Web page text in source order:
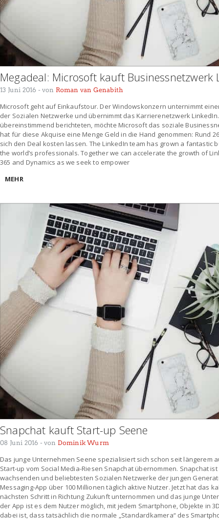
Megadeal: Microsoft kauft Businessnetzwerk
13 Juni 2016 - von Roman van Genabith
Microsoft geht auf Einkaufstour. Der Windowskonzern unternimmt
der Sozialen Netzwerke und übernimmt das Karrierenetzwerk
übereinstimmend berichteten, möchte Microsoft das soziale
hat für diese Akquise eine Menge Geld in die Hand genommen: Rund
sich den Deal kosten lassen. The LinkedIn team has grown a fantastic
the world’s professionals. Together we can accelerate the growth of
365 and Dynamics as we seek to empower
MEHR
Snapchat kauft Start-up Seene
08 Juni 2016 - von Dominik Wurm
Das junge Unternehmen Seene spezialisiert sich schon seit längerem
Start-up vom Social Media-Riesen Snapchat übernommen. Snapchat
wachsenden und beliebtesten Sozialen Netzwerke der jungen
Messaging-App über 100 Millionen täglich aktive Nutzer. Jetzt hat das
nächsten Schritt in Richtung Zukunft unternommen und das junge
der App ist es dem Nutzer möglich, mit jedem Smartphone, Objekte in
dabei ist, dass tatsächlich die normale „Standardkamera“ des